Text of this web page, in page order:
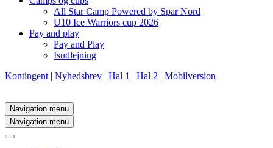
All Star Camp Powered by Spar Nord
U10 Ice Warriors cup 2026
Pay and play
Pay and Play
Isudlejning
Kontingent | Nyhedsbrev | Hal 1 | Hal 2 | Mobilversion
Navigation menu
Navigation menu